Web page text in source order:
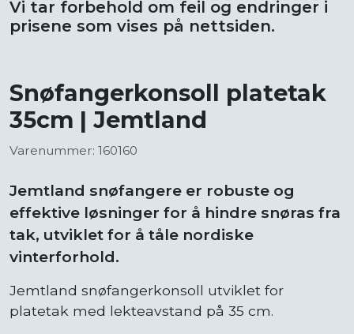
Vi tar forbehold om feil og endringer i
prisene som vises på nettsiden.
Snøfangerkonsoll platetak
35cm | Jemtland
Varenummer: 160160
Jemtland snøfangere er robuste og
effektive løsninger for å hindre snøras fra
tak, utviklet for å tåle nordiske
vinterforhold.
Jemtland snøfangerkonsoll utviklet for
platetak med lekteavstand på 35 cm.